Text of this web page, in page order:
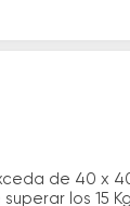
de 40 x
los 15